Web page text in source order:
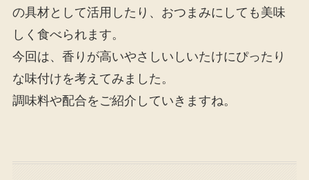
の具材として活用したり、おつまみにしても美味
しく食べられます。
今回は、香りが高いやさしいしいたけにぴったり
な味付けを考えてみました。
調味料や配合をご紹介していきますね。